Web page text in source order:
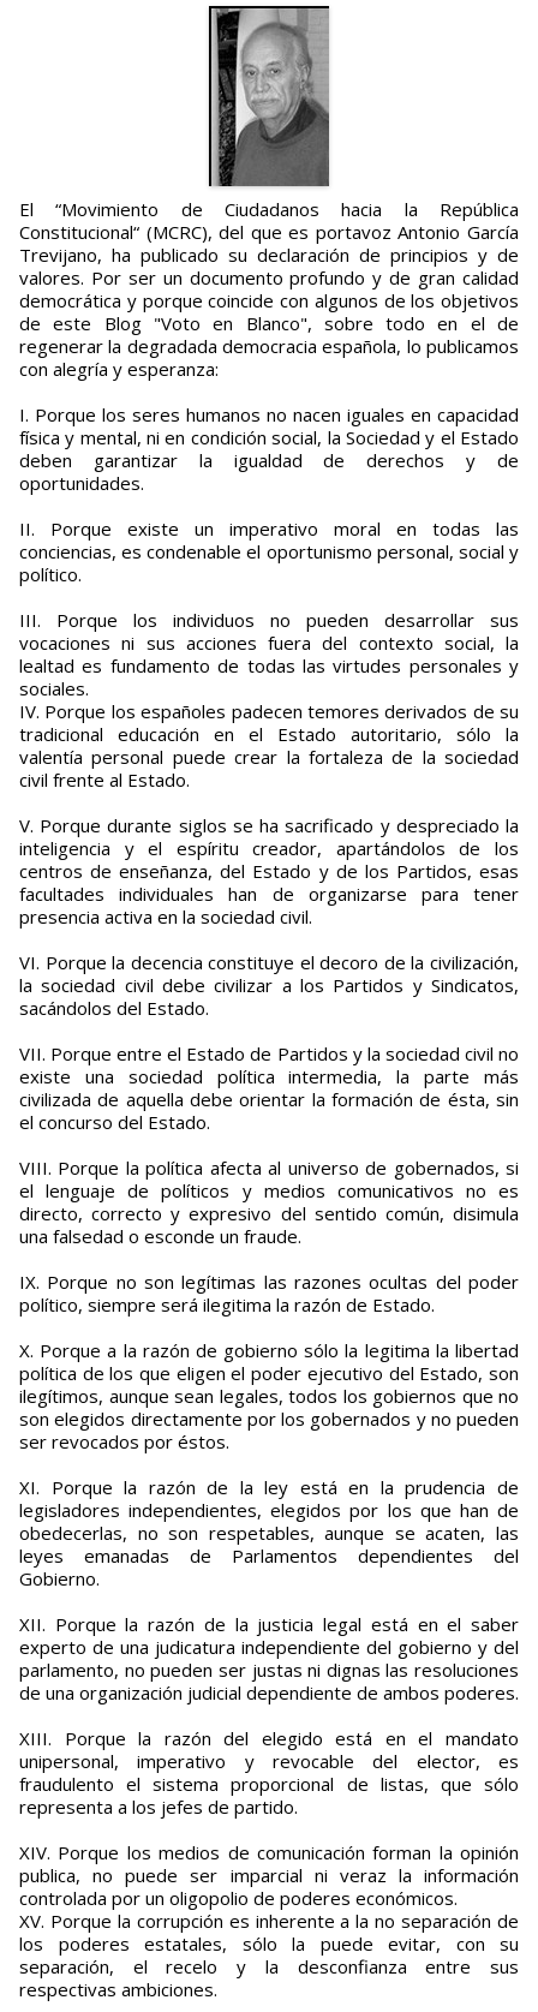
El “Movimiento de Ciudadanos hacia la República
Constitucional“ (MCRC), del que es portavoz Antonio García
Trevijano, ha publicado su declaración de principios y de
valores. Por ser un documento profundo y de gran calidad
democrática y porque coincide con algunos de los objetivos
de este Blog "Voto en Blanco", sobre todo en el de
regenerar la degradada democracia española, lo publicamos
con alegría y esperanza:
I. Porque los seres humanos no nacen iguales en capacidad
física y mental, ni en condición social, la Sociedad y el Estado
deben garantizar la igualdad de derechos y de
oportunidades.
II. Porque existe un imperativo moral en todas las
conciencias, es condenable el oportunismo personal, social y
político.
III. Porque los individuos no pueden desarrollar sus
vocaciones ni sus acciones fuera del contexto social, la
lealtad es fundamento de todas las virtudes personales y
sociales.
IV. Porque los españoles padecen temores derivados de su
tradicional educación en el Estado autoritario, sólo la
valentía personal puede crear la fortaleza de la sociedad
civil frente al Estado.
V. Porque durante siglos se ha sacrificado y despreciado la
inteligencia y el espíritu creador, apartándolos de los
centros de enseñanza, del Estado y de los Partidos, esas
facultades individuales han de organizarse para tener
presencia activa en la sociedad civil.
VI. Porque la decencia constituye el decoro de la civilización,
la sociedad civil debe civilizar a los Partidos y Sindicatos,
sacándolos del Estado.
VII. Porque entre el Estado de Partidos y la sociedad civil no
existe una sociedad política intermedia, la parte más
civilizada de aquella debe orientar la formación de ésta, sin
el concurso del Estado.
VIII. Porque la política afecta al universo de gobernados, si
el lenguaje de políticos y medios comunicativos no es
directo, correcto y expresivo del sentido común, disimula
una falsedad o esconde un fraude.
IX. Porque no son legítimas las razones ocultas del poder
político, siempre será ilegitima la razón de Estado.
X. Porque a la razón de gobierno sólo la legitima la libertad
política de los que eligen el poder ejecutivo del Estado, son
ilegítimos, aunque sean legales, todos los gobiernos que no
son elegidos directamente por los gobernados y no pueden
ser revocados por éstos.
XI. Porque la razón de la ley está en la prudencia de
legisladores independientes, elegidos por los que han de
obedecerlas, no son respetables, aunque se acaten, las
leyes emanadas de Parlamentos dependientes del
Gobierno.
XII. Porque la razón de la justicia legal está en el saber
experto de una judicatura independiente del gobierno y del
parlamento, no pueden ser justas ni dignas las resoluciones
de una organización judicial dependiente de ambos poderes.
XIII. Porque la razón del elegido está en el mandato
unipersonal, imperativo y revocable del elector, es
fraudulento el sistema proporcional de listas, que sólo
representa a los jefes de partido.
XIV. Porque los medios de comunicación forman la opinión
publica, no puede ser imparcial ni veraz la información
controlada por un oligopolio de poderes económicos.
XV. Porque la corrupción es inherente a la no separación de
los poderes estatales, sólo la puede evitar, con su
separación, el recelo y la desconfianza entre sus
respectivas ambiciones.